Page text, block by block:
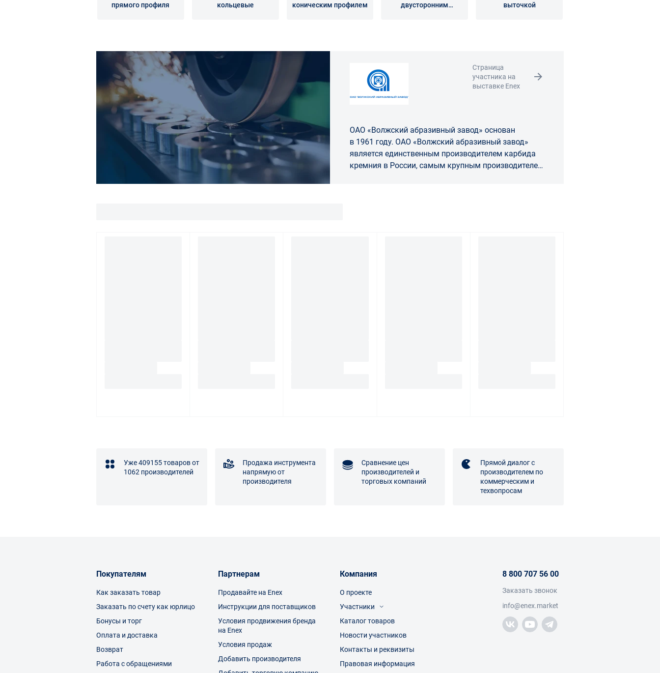
прямого профиля
кольцевые
коническим профилем
двусторонним
выточкой
Страница
участника на
выставке Enex
ОАО «Волжский абразивный завод» основан
в 1961 году. ОАО «Волжский абразивный завод»
является единственным производителем карбида
кремния в России, самым крупным производителем
Уже 409155 товаров от
1062 производителей
Продажа инструмента
напрямую от
производителя
Сравнение цен
производителей и
торговых компаний
Прямой диалог с
производителем по
коммерческим и
техвопросам
Покупателям
Как заказать товар
Заказать по счету как юрлицо
Бонусы и торг
Оплата и доставка
Возврат
Работа с обращениями
Партнерам
Продавайте на Enex
Инструкции для поставщиков
Условия продвижения бренда
на Enex
Условия продаж
Добавить производителя
Компания
О проекте
Участники
Посетители
Торговые компании
Каталог товаров
Новости участников
Контакты и реквизиты
Правовая информация
8 800 707 56 00
Заказать звонок
info@enex.market